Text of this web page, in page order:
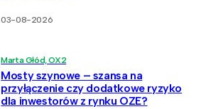
03-08-2026
Marta Głód, OX2
Mosty szynowe – szansa na
przyłączenie czy dodatkowe ryzyko
dla inwestorów z rynku OZE?